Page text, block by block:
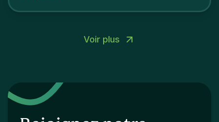
Voir plus